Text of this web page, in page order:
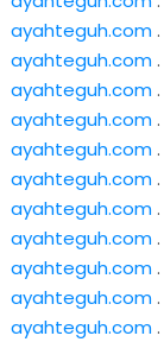
ayahteguh.com.
ayahteguh.com.
ayahteguh.com.
ayahteguh.com.
ayahteguh.com.
ayahteguh.com.
ayahteguh.com.
ayahteguh.com.
ayahteguh.com.
ayahteguh.com.
ayahteguh.com.